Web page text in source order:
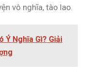
vô nghĩa, tào lao.
Ý Nghĩa Gì? Giải